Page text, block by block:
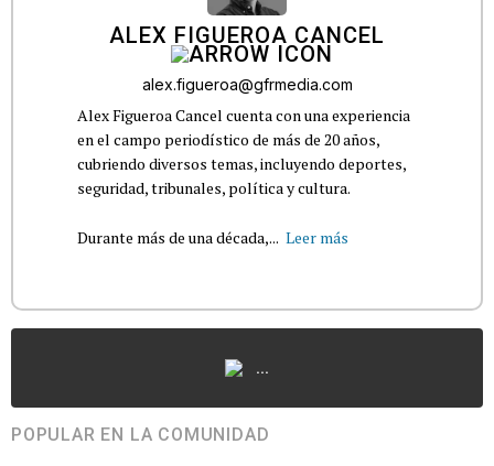
ALEX FIGUEROA CANCEL
alex.figueroa@gfrmedia.com
Alex Figueroa Cancel cuenta con una experiencia
en el campo periodístico de más de 20 años,
cubriendo diversos temas, incluyendo deportes,
seguridad, tribunales, política y cultura.
Durante más de una década,... Leer más
...
POPULAR EN LA COMUNIDAD